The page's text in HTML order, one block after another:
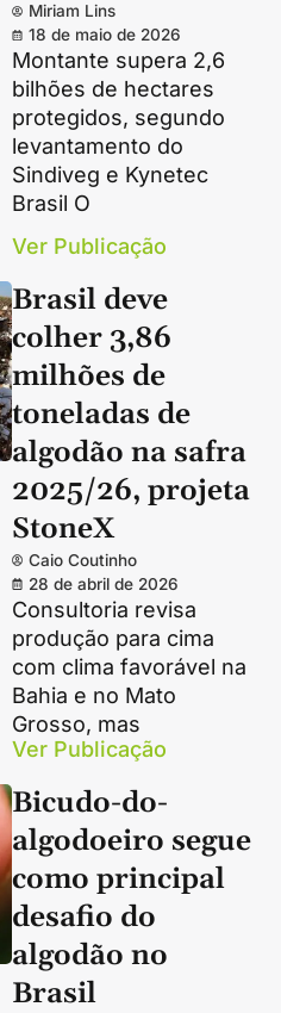
Miriam Lins
18 de maio de 2026
Montante supera 2,6
bilhões de hectares
protegidos, segundo
levantamento do
Sindiveg e Kynetec
Brasil O
Ver Publicação
Brasil deve
colher 3,86
milhões de
toneladas de
algodão na safra
2025/26, projeta
StoneX
Caio Coutinho
28 de abril de 2026
Consultoria revisa
produção para cima
com clima favorável na
Bahia e no Mato
Grosso, mas
Ver Publicação
Bicudo-do-
algodoeiro segue
como principal
desafio do
algodão no
Brasil